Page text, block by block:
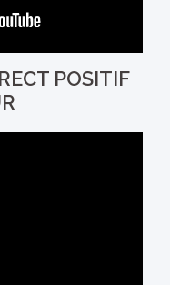
POSITIF